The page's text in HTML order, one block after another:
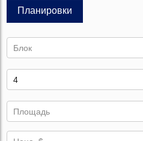
Планировки
Блок
4
Площадь